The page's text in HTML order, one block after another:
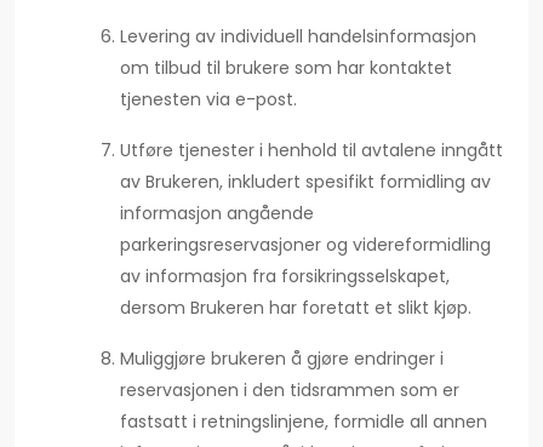
Levering av individuell handelsinformasjon
om tilbud til brukere som har kontaktet
tjenesten via e-post.
Utføre tjenester i henhold til avtalene inngått
av Brukeren, inkludert spesifikt formidling av
informasjon angående
parkeringsreservasjoner og videreformidling
av informasjon fra forsikringsselskapet,
dersom Brukeren har foretatt et slikt kjøp.
Muliggjøre brukeren å gjøre endringer i
reservasjonen i den tidsrammen som er
fastsatt i retningslinjene, formidle all annen